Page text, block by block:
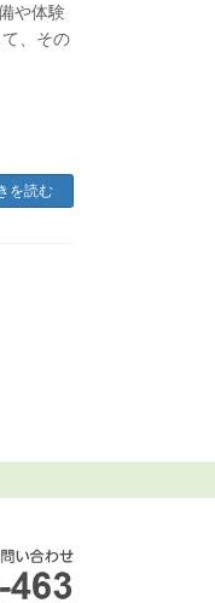
や体験
、その
を読む